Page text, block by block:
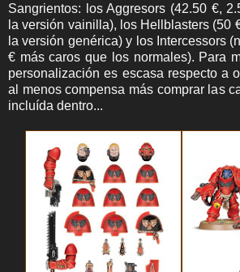
Sangrientos: los Aggresors (42.50 €,
la versión vainilla), los Hellblasters (50
la versión genérica) y los Intercessors
€ más caros que los normales). Para
personalización es escasa respecto a
al menos compensa más comprar las
incluída dentro...